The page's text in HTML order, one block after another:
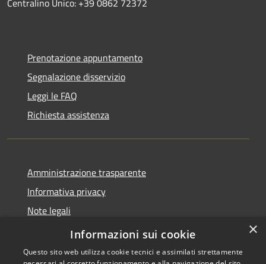
Prenotazione appuntamento
Segnalazione disservizio
Leggi le FAQ
Richiesta assistenza
Amministrazione trasparente
Informativa privacy
Note legali
Dichiarazione di accessibilità
×
Informazioni sui cookie
Questo sito web utilizza cookie tecnici e assimilati strettamente